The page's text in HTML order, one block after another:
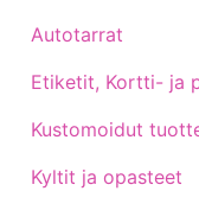
Autotarrat
Etiketit, Kortti- ja
Kustomoidut
Kyltit ja opasteet